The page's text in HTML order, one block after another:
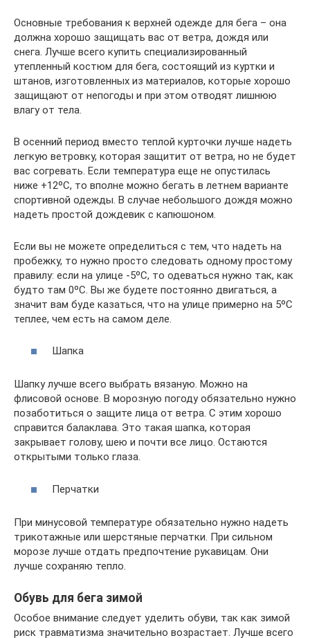
Основные требования к верхней одежде для бега – она
должна хорошо защищать вас от ветра, дождя или
снега. Лучше всего купить специализированный
утепленный костюм для бега, состоящий из куртки и
штанов, изготовленных из материалов, которые хорошо
защищают от непогоды и при этом отводят лишнюю
влагу от тела.
В осенний период вместо теплой курточки лучше надеть
легкую ветровку, которая защитит от ветра, но не будет
вас согревать. Если температура еще не опустилась
ниже +12ºС, то вполне можно бегать в летнем варианте
спортивной одежды. В случае небольшого дождя можно
надеть простой дождевик с капюшоном.
Если вы не можете определиться с тем, что надеть на
пробежку, то нужно просто следовать одному простому
правилу: если на улице -5ºС, то одеваться нужно так, как
будто там 0ºС. Вы же будете постоянно двигаться, а
значит вам буде казаться, что на улице примерно на 5ºС
теплее, чем есть на самом деле.
Шапка
Шапку лучше всего выбрать вязаную. Можно на
флисовой основе. В морозную погоду обязательно нужно
позаботиться о защите лица от ветра. С этим хорошо
справится балаклава. Это такая шапка, которая
закрывает голову, шею и почти все лицо. Остаются
открытыми только глаза.
Перчатки
При минусовой температуре обязательно нужно надеть
трикотажные или шерстяные перчатки. При сильном
морозе лучше отдать предпочтение рукавицам. Они
лучше сохраняю тепло.
Обувь для бега зимой
Особое внимание следует уделить обуви, так как зимой
риск травматизма значительно возрастает. Лучше всего